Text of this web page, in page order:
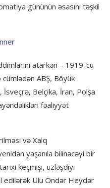
gününün əsasını təşkil
atarkən – 1919-cu
ABŞ, Böyük
Belçika, İran, Polşa
fəaliyyət
və Xalq
yaşanıla bilinəcəyi bir
keçmişi, üzləşdiyi
edilərək Ulu Öndər Heydər